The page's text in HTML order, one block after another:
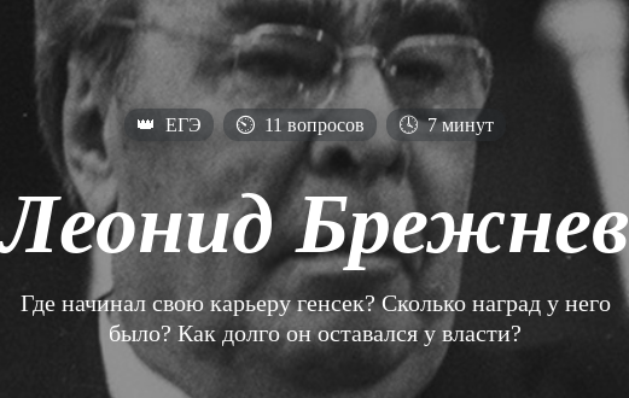
👑 ЕГЭ ⏲ 11 вопросов 🕓 7 минут
Леонид Брежнев
Где начинал свою карьеру генсек? Сколько наград у него
было? Как долго он оставался у власти?